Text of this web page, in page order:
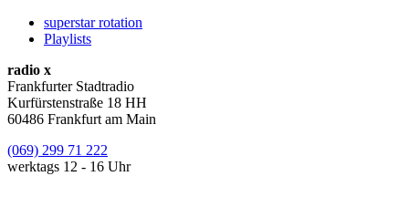
superstar rotation
Playlists
radio x
Frankfurter Stadtradio
Kurfürstenstraße 18 HH
60486 Frankfurt am Main
(069) 299 71 222
werktags 12 - 16 Uhr